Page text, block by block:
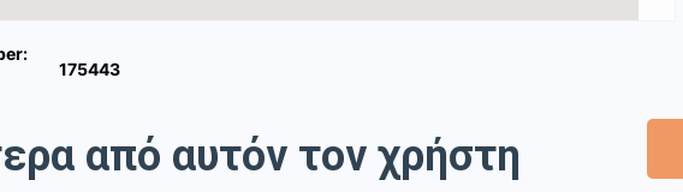
175443
από αυτόν τον χρήστη